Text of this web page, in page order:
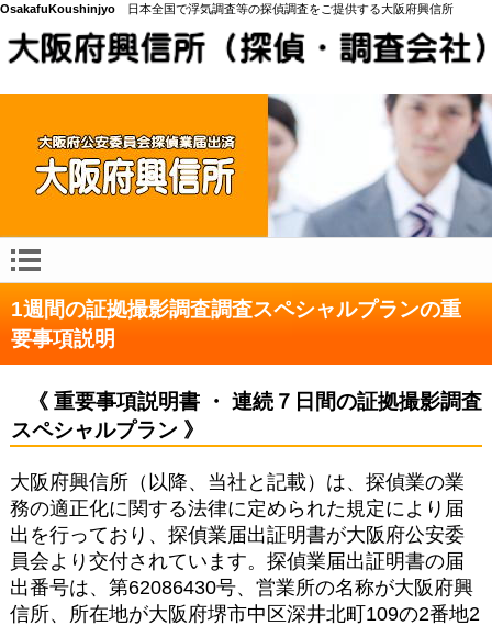
OsakafuKoushinjyo 日本全国で浮気調査等の探偵調査をご提供する大阪府興信所
1週間の証拠撮影調査調査スペシャルプランの重
要事項説明
《 重要事項説明書 ・ 連続７日間の証拠撮影調査
スペシャルプラン 》
大阪府興信所（以降、当社と記載）は、探偵業の業
務の適正化に関する法律に定められた規定により届
出を行っており、探偵業届出証明書が大阪府公安委
員会より交付されています。探偵業届出証明書の届
出番号は、第62086430号、営業所の名称が大阪府興
信所、所在地が大阪府堺市中区深井北町109の2番地2